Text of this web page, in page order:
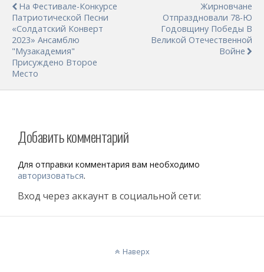
На Фестивале-Конкурсе
Патриотической Песни
«Солдатский Конверт
2023» Ансамблю
"Музакадемия"
Присуждено Второе
Место
Жирновчане
Отпраздновали 78-Ю
Годовщину Победы В
Великой Отечественной
Войне
Добавить комментарий
Для отправки комментария вам необходимо
авторизоваться.
Вход через аккаунт в социальной сети:
Наверх